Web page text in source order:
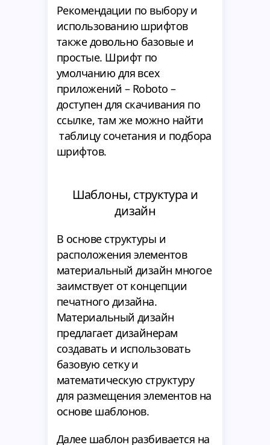
Рекомендации по выбору и
использованию шрифтов
также довольно базовые и
простые. Шрифт по
умолчанию для всех
приложений – Roboto –
доступен для скачивания по
ссылке, там же можно найти
таблицу сочетания и подбора
шрифтов.
Шаблоны, структура и
дизайн
В основе структуры и
расположения элементов
материальный дизайн многое
заимствует от концепции
печатного дизайна.
Материальный дизайн
предлагает дизайнерам
создавать и использовать
базовую сетку и
математическую структуру
для размещения элементов на
основе шаблонов.
Далее шаблон разбивается на